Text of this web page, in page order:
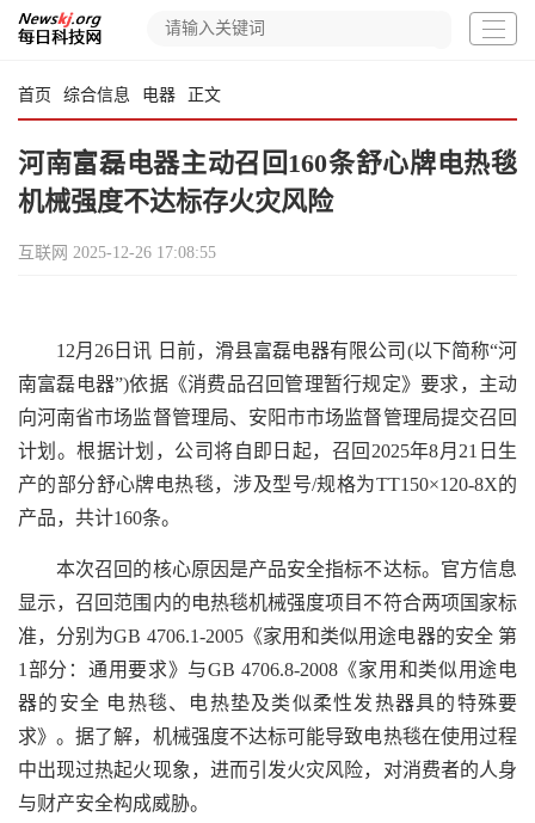
首页 综合信息 电器 正文
河南富磊电器主动召回160条舒心牌电热毯
机械强度不达标存火灾风险
互联网 2025-12-26 17:08:55
12月26日讯 日前，滑县富磊电器有限公司(以下简称“河
南富磊电器”)依据《消费品召回管理暂行规定》要求，主动
向河南省市场监督管理局、安阳市市场监督管理局提交召回
计划。根据计划，公司将自即日起，召回2025年8月21日生
产的部分舒心牌电热毯，涉及型号/规格为TT150×120-8X的
产品，共计160条。
本次召回的核心原因是产品安全指标不达标。官方信息
显示，召回范围内的电热毯机械强度项目不符合两项国家标
准，分别为GB 4706.1-2005《家用和类似用途电器的安全 第
1部分：通用要求》与GB 4706.8-2008《家用和类似用途电
器的安全 电热毯、电热垫及类似柔性发热器具的特殊要
求》。据了解，机械强度不达标可能导致电热毯在使用过程
中出现过热起火现象，进而引发火灾风险，对消费者的人身
与财产安全构成威胁。